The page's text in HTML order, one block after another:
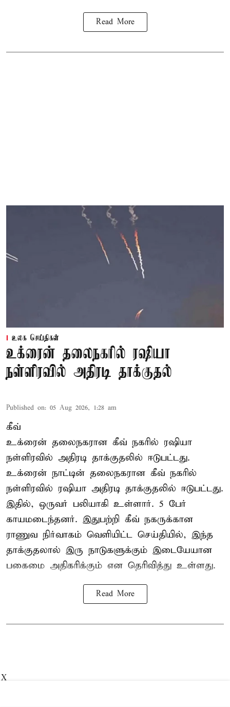
Read More
உலக செய்திகள்
உக்ரைன் தலைநகரில் ரஷியா
நள்ளிரவில் அதிரடி தாக்குதல்
Published on: 05 Aug 2026, 1:28 am
கீவ்
உக்ரைன் தலைநகரான கீவ் நகரில் ரஷியா
நள்ளிரவில் அதிரடி தாக்குதலில் ஈடுபட்டது.
உக்ரைன் நாட்டின் தலைநகரான கீவ் நகரில்
நள்ளிரவில் ரஷியா அதிரடி தாக்குதலில் ஈடுபட்டது.
இதில், ஒருவர் பலியாகி உள்ளார். 5 பேர்
காயமடைந்தனர். இதுபற்றி கீவ் நகருக்கான
ராணுவ நிர்வாகம் வெளியிட்ட செய்தியில், இந்த
தாக்குதலால் இரு நாடுகளுக்கும் இடையேயான
பகைமை அதிகரிக்கும் என தெரிவித்து உள்ளது.
Read More
X